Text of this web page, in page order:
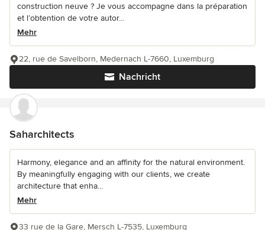
construction neuve ? Je vous accompagne dans la préparation
et l’obtention de votre autor...
Mehr
Nachricht
22, rue de Savelborn, Medernach L-7660, Luxemburg
Saharchitects
Harmony, elegance and an affinity for the natural environment.
By meaningfully engaging with our clients, we create
architecture that enha...
Mehr
33 rue de la Gare, Mersch L-7535, Luxemburg